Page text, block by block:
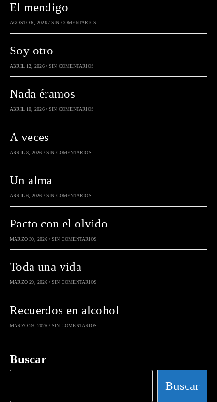
El mendigo
AGOSTO 6, 2026 / SIN COMENTARIOS
Soy otro
ABRIL 12, 2026 / SIN COMENTARIOS
Nada éramos
ABRIL 10, 2026 / SIN COMENTARIOS
A veces
ABRIL 8, 2026 / SIN COMENTARIOS
Un alma
ABRIL 6, 2026 / SIN COMENTARIOS
Pacto con el olvido
MARZO 30, 2026 / SIN COMENTARIOS
Toda una vida
MARZO 29, 2026 / SIN COMENTARIOS
Recuerdos en alcohol
MARZO 29, 2026 / SIN COMENTARIOS
Buscar
Buscar